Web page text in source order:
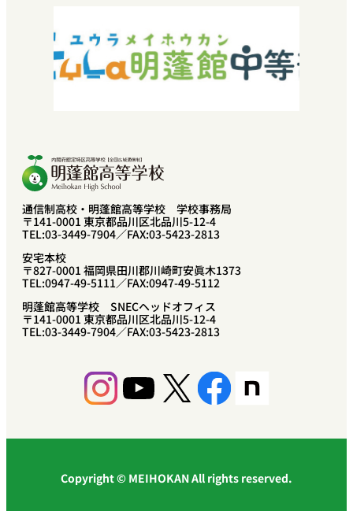
採用情報
SNEC提携希望の方へ
中学校教諭・福祉関係者の方へ
通信制高校・明蓬館高等学校 学校事務局
〒141-0001 東京都品川区北品川5-12-4
TEL:03-3449-7904／FAX:03-5423-2813
安宅本校
〒827-0001 福岡県田川郡川崎町安眞木1373
TEL:0947-49-5111／FAX:0947-49-5112
明蓬館高等学校 SNECヘッドオフィス
〒141-0001 東京都品川区北品川5-12-4
TEL:03-3449-7904／FAX:03-5423-2813
Instagram
YouTube
X
Copyright © MEIHOKAN All rights reserved.